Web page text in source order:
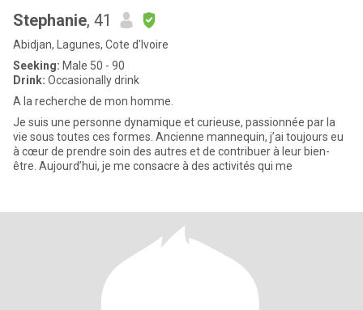
Stephanie, 41
Abidjan, Lagunes, Cote d'Ivoire
Seeking: Male 50 - 90
Drink: Occasionally drink
A la recherche de mon homme.
Je suis une personne dynamique et curieuse, passionnée par la
vie sous toutes ces formes. Ancienne mannequin, j’ai toujours eu
à cœur de prendre soin des autres et de contribuer à leur bien-
être. Aujourd’hui, je me consacre à des activités qui me